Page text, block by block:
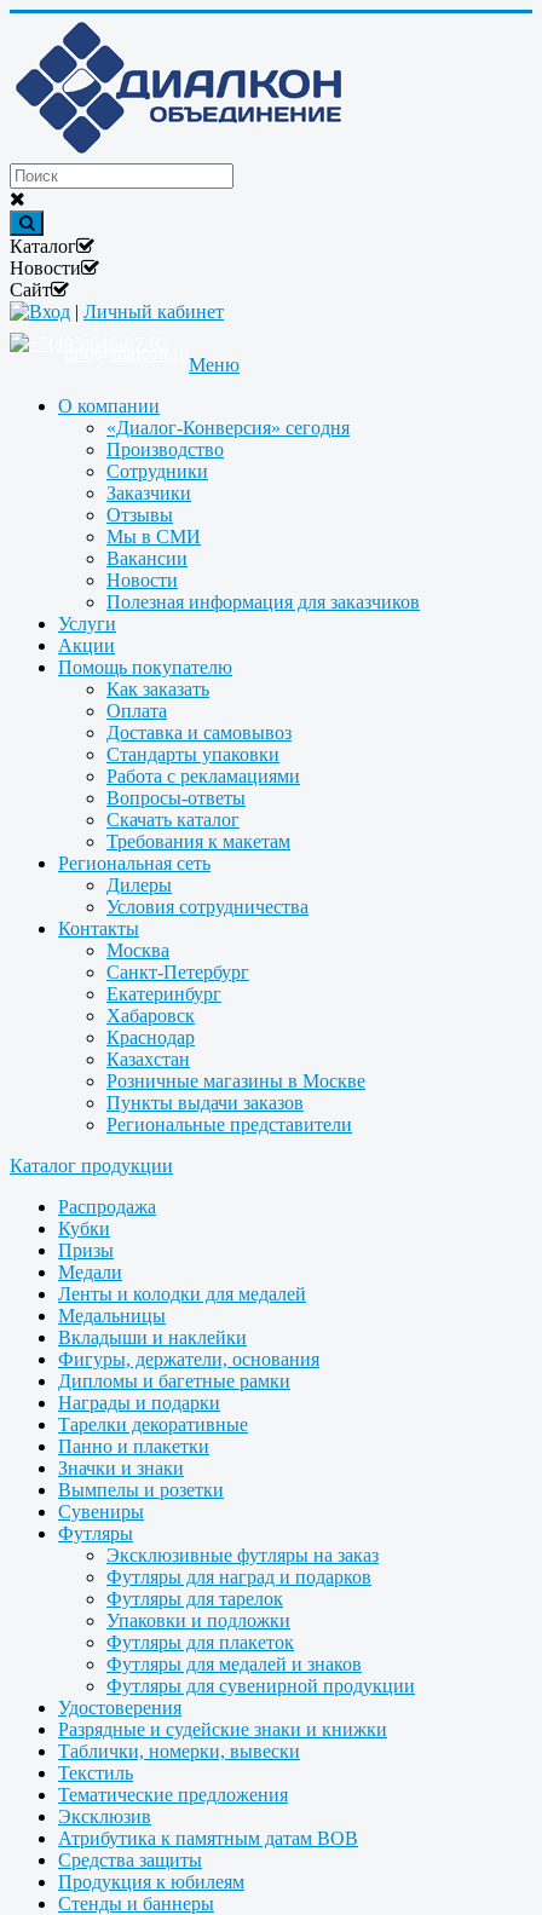
Каталог
Новости
Сайт
Вход | Личный кабинет
Меню
О компании
«Диалог-Конверсия» сегодня
Производство
Сотрудники
Заказчики
Отзывы
Мы в СМИ
Вакансии
Новости
Полезная информация для заказчиков
Услуги
Акции
Помощь покупателю
Как заказать
Оплата
Доставка и самовывоз
Стандарты упаковки
Работа с рекламациями
Вопросы-ответы
Скачать каталог
Требования к макетам
Региональная сеть
Дилеры
Условия сотрудничества
Контакты
Москва
Санкт-Петербург
Екатеринбург
Хабаровск
Краснодар
Казахстан
Розничные магазины в Москве
Пункты выдачи заказов
Региональные представители
Каталог продукции
Распродажа
Кубки
Призы
Медали
Ленты и колодки для медалей
Медальницы
Вкладыши и наклейки
Фигуры, держатели, основания
Дипломы и багетные рамки
Награды и подарки
Тарелки декоративные
Панно и плакетки
Значки и знаки
Вымпелы и розетки
Сувениры
Футляры
Эксклюзивные футляры на заказ
Футляры для наград и подарков
Футляры для тарелок
Упаковки и подложки
Футляры для плакеток
Футляры для медалей и знаков
Футляры для сувенирной продукции
Удостоверения
Разрядные и судейские знаки и книжки
Таблички, номерки, вывески
Текстиль
Тематические предложения
Эксклюзив
Атрибутика к памятным датам ВОВ
Средства защиты
Продукция к юбилеям
Стенды и баннеры